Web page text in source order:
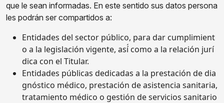
que le sean informadas. En este sentido sus datos persona
les podrán ser compartidos a:
Entidades del sector público, para dar cumplimient
o a la legislación vigente, así́ como a la relación jurí
dica con el Titular.
Entidades públicas dedicadas a la prestación de dia
gnóstico médico, prestación de asistencia sanitaria,
tratamiento médico o gestión de servicios sanitario